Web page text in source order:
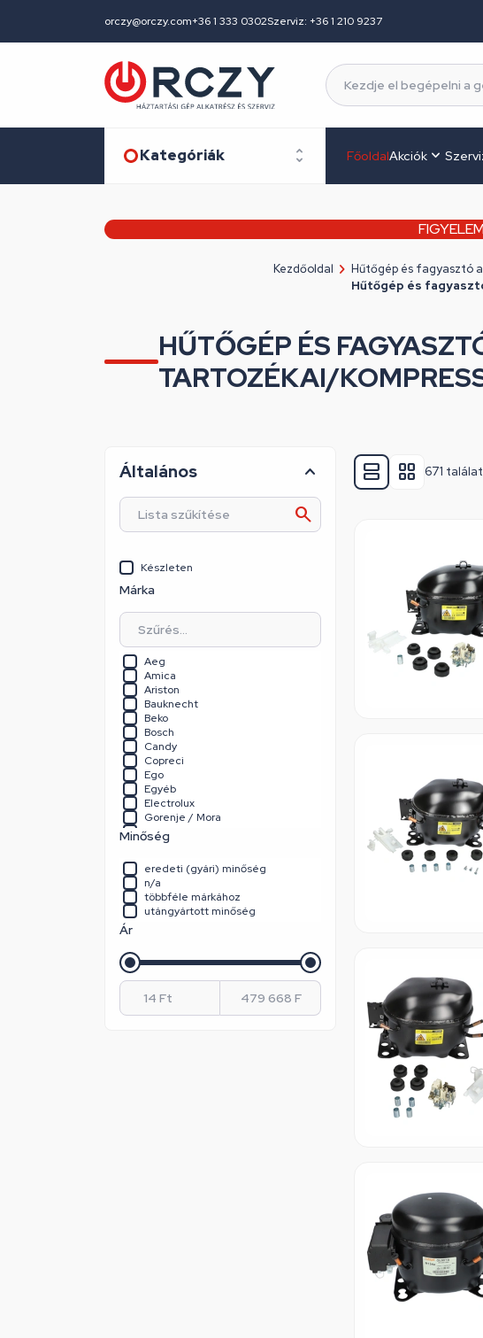
orczy@orczy.com+36 1 333 0302Szerviz: +36 1 210 9237
Kategóriák FőoldalAkciók
Kezdőoldal Hűtőgép és fagyasztó
Hűtőgép és
HŰTŐGÉP ÉS
TARTOZÉKAI/
671 találat
Általános
Készleten
Márka
Aeg
Amica
Ariston
Bauknecht
Beko
Bosch
Candy
Copreci
Ego
Egyéb
Electrolux
Gorenje / Mora
Haier
Hanseatic
Heinner
Hisense
Indesit
Lg
Samsung
Univerzális
Whirlpool
Minőség
eredeti (gyári) minőség
n/a
többféle márkához
utángyártott minőség
Ár